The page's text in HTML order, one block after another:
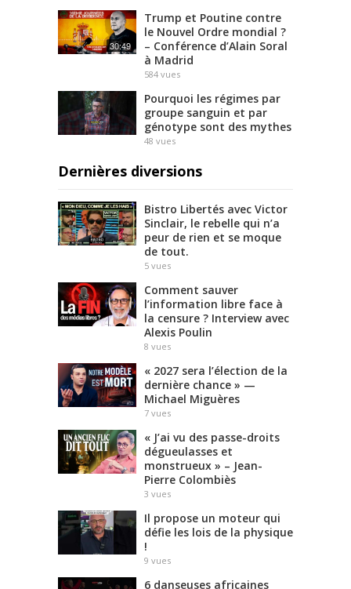
30:49
Trump et Poutine contre
le Nouvel Ordre mondial ?
– Conférence d’Alain Soral
à Madrid
584 vues
Pourquoi les régimes par
groupe sanguin et par
génotype sont des mythes
48 vues
Dernières diversions
Bistro Libertés avec Victor
Sinclair, le rebelle qui n’a
peur de rien et se moque
de tout.
5 vues
Comment sauver
l’information libre face à
la censure ? Interview avec
Alexis Poulin
8 vues
« 2027 sera l’élection de la
dernière chance » —
Michael Miguères
7 vues
« J’ai vu des passe-droits
dégueulasses et
monstrueux » – Jean-
Pierre Colombiès
3 vues
Il propose un moteur qui
défie les lois de la physique
!
9 vues
6 danseuses africaines